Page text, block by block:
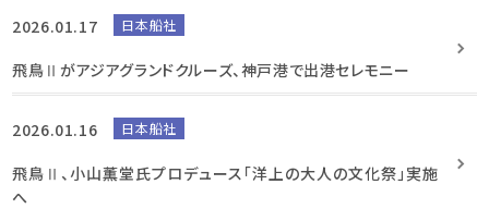
2026.01.17 日本船社
飛鳥Ⅱがアジアグランドクルーズ、神戸港で出港セレモニー
2026.01.16 日本船社
飛鳥Ⅱ、小山薫堂氏プロデュース「洋上の大人の文化祭」実施
へ